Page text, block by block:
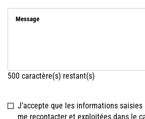
Message
500 caractère(s) restant(s)
J’accepte que les informations
me recontacter et exploitées dans le